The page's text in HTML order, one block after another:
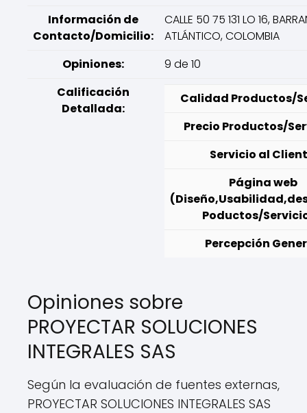
Información de
Contacto/Domicilio:
CALLE 50 75 131 LO 16,
ATLÁNTICO, COLOMBIA
Opiniones:
9 de 10
Calificación
Detallada:
Calidad Productos/
Precio Productos/
Servicio al
Página web
Poductos/
Percepción
Opiniones sobre
PROYECTAR SOLUCIONES
INTEGRALES SAS
Según la evaluación de fuentes externas,
PROYECTAR SOLUCIONES INTEGRALES SAS